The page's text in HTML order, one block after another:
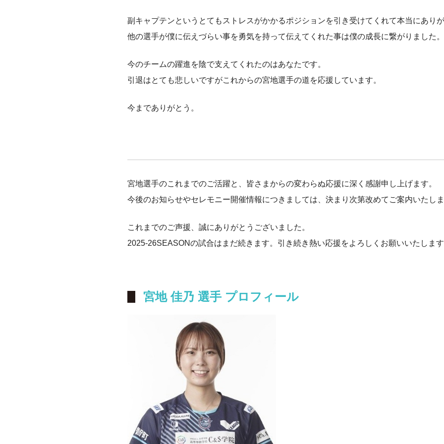
副キャプテンというとてもストレスがかかるポジションを引き受けてくれて本当にありが
他の選手が僕に伝えづらい事を勇気を持って伝えてくれた事は僕の成長に繋がりました。
今のチームの躍進を陰で支えてくれたのはあなたです。
引退はとても悲しいですがこれからの宮地選手の道を応援しています。
今までありがとう。
宮地選手のこれまでのご活躍と、皆さまからの変わらぬ応援に深く感謝申し上げます。
今後のお知らせやセレモニー開催情報につきましては、決まり次第改めてご案内いたしま
これまでのご声援、誠にありがとうございました。
2025-26SEASONの試合はまだ続きます。引き続き熱い応援をよろしくお願いいたします
宮地 佳乃 選手 プロフィール